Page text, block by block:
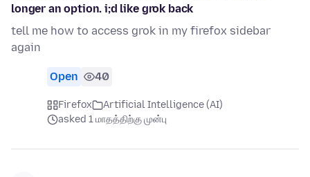
longer an option. i;d like grok back
tell me how to access grok in my firefox sidebar
again
Open 40
Firefox
Artificial Intelligence (AI)
asked 1 மாதத்திற்கு முன்பு